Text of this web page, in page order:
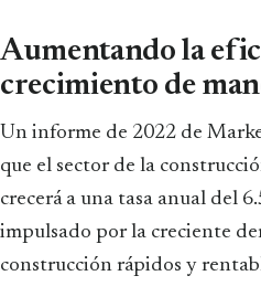
Aumentando la
crecimiento de
Un informe de 2022 de
que el sector de la
crecerá a una tasa anual del
impulsado por la creciente
construcción rápidos y